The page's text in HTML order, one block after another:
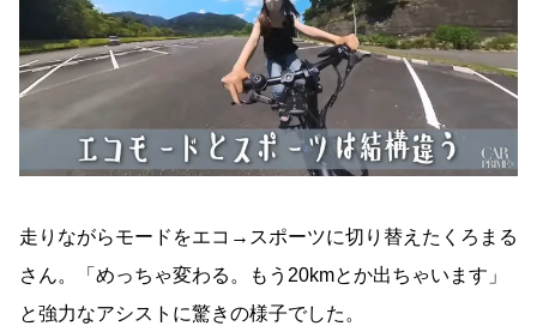
走りながらモードをエコ→スポーツに切り替えたくろまる
さん。「めっちゃ変わる。もう20kmとか出ちゃいます」
と強力なアシストに驚きの様子でした。